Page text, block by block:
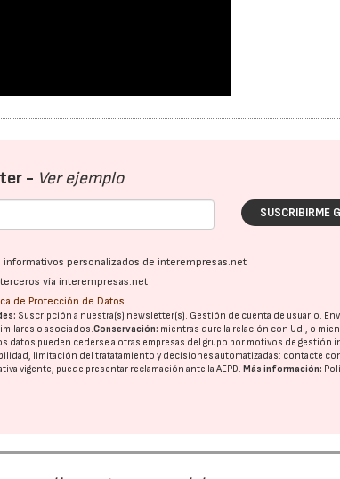
- Ver ejemplo
SUSCRIBIRME
personalizados de interempresas.net
vía interempresas.net
de Protección de Datos
Suscripción a nuestra(s) newsletter(s). Gestión de cuenta de usuario.
o asociados.Conservación: mientras dure la relación con Ud., o
datos pueden cederse a otras empresas del grupo por motivos de gestión
limitación del tratatamiento y decisiones automatizadas: contacte
vigente, puede presentar reclamación ante laAEPD. Más información: